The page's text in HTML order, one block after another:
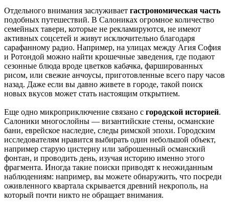
Отдельного внимания заслуживает гастрономическая часть
подобных путешествий. В Салониках огромное количество
семейных таверн, которые не рекламируются, не имеют
активных соцсетей и живут исключительно благодаря
сарафанному радио. Например, на улицах между Агия София
и Ротондой можно найти крошечные заведения, где подают
сезонные блюда вроде цветков кабачка, фаршированных
рисом, или свежие анчоусы, приготовленные всего пару часов
назад. Даже если вы давно живете в городе, такой поиск
новых вкусов может стать настоящим открытием.
Еще одно микроприключение связано с городской историей.
Салоники многослойны — византийские стены, османские
бани, еврейское наследие, следы римской эпохи. Городским
исследователям нравится выбирать один небольшой объект,
например старую цистерну или заброшенный османский
фонтан, и проводить день, изучая историю именно этого
фрагмента. Иногда такие поиски приводят к неожиданным
наблюдениям: например, вы можете обнаружить, что посреди
оживленного квартала скрывается древний некрополь, на
который почти никто не обращает внимания.